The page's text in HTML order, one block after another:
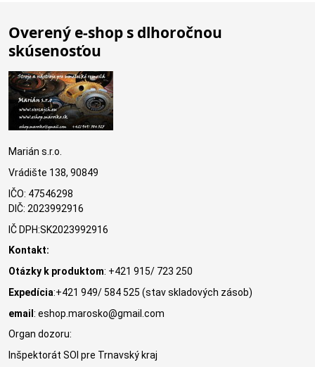
Overený e-shop s dlhoročnou
skúsenosťou
Marián s.r.o.
Vrádište 138, 90849
IČO: 47546298
DIČ: 2023992916
IČ DPH:SK2023992916
Kontakt:
Otázky k produktom: +421 915/ 723 250
Expedícia:+421 949/ 584 525 (stav skladových zásob)
email: eshop.marosko@gmail.com
Organ dozoru:
Inšpektorát SOI pre Trnavský kraj